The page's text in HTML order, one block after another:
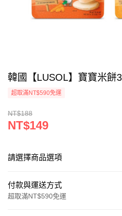
韓國【LUSOL】寶寶米餅
超取滿NT$590免運
NT$188
NT$149
請選擇商品選項
付款與運送方式
超取滿NT$590免運